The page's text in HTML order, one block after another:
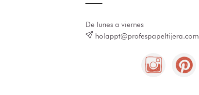
De lunes a viernes
holappt@profespapeltijera.com